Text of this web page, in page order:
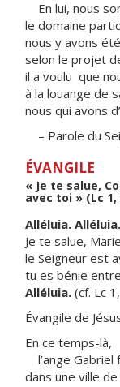
En lui, nous
le domaine
nous y avons
selon le projet
il a voulu que
à la louange de
nous qui avons
– Parole du
ÉVANGILE
« Je te salue,
avec toi » (Lc 1,
Alléluia. Alléluia.
Je te salue,
le Seigneur est
tu es bénie
Alléluia. (cf. Lc
Évangile de
En ce temps-là,
l’ange Gabriel
dans une ville